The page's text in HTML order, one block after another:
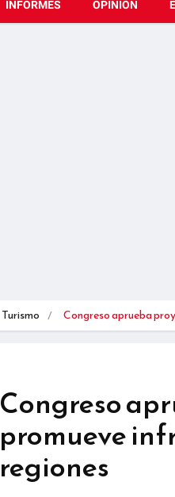
INFORMES OPINIÓN
Turismo Congreso aprueba
Congreso
promueve
regiones